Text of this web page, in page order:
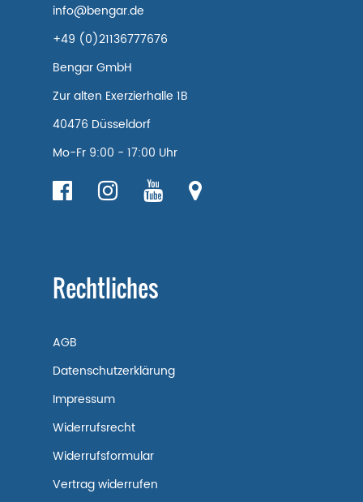
info@bengar.de
+49 (0)21136777676
Bengar GmbH
Zur alten Exerzierhalle 1B
40476 Düsseldorf
Mo-Fr 9:00 - 17:00 Uhr
Rechtliches
AGB
Datenschutzerklärung
Impressum
Widerrufsrecht
Widerrufsformular
Vertrag widerrufen